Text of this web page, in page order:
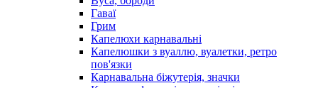
Гаваї
Грим
Капелюхи карнавальні
Капелюшки з вуаллю, вуалетки, ретро
пов'язки
Карнавальна біжутерія, значки